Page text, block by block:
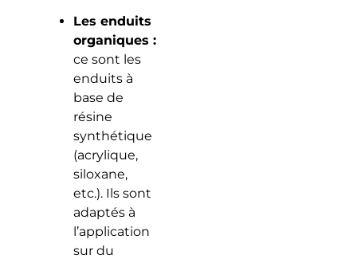
Les enduits
organiques :
ce sont les
enduits à
base de
résine
synthétique
(acrylique,
siloxane,
etc.). Ils sont
adaptés à
l’application
sur du